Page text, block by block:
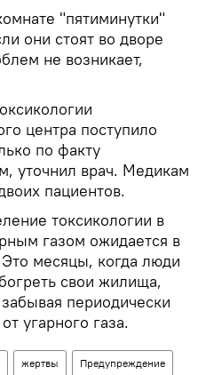
"пятиминутки"
они стоят во дворе
не возникает,
центра поступило
по факту
уточнил врач. Медикам
пациентов.
токсикологии в
газом ожидается в
месяцы, когда люди
свои жилища,
периодически
угарного газа.
жертвы Предупреждение